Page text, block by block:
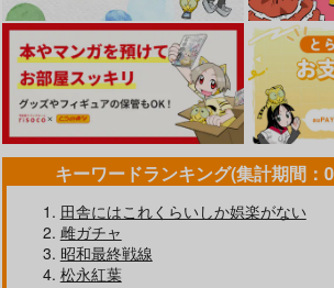
キーワードランキング(集計期間：
田舎にはこれくらいしか娯楽がない
雌ガチャ
昭和最終戦線
松永紅葉